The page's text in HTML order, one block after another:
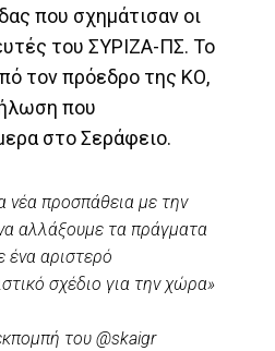
που σχημάτισαν οι
του ΣΥΡΙΖΑ-ΠΣ. Το
τον πρόεδρο της ΚΟ,
που
στο Σεράφειο.
νέα προσπάθεια με την
αλλάξουμε τα πράγματα
ένα αριστερό
σχέδιο για την χώρα»
του@skaigr